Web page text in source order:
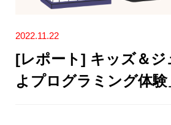
2022.11.22
[レポート] キッズ＆
よプログラミング体験